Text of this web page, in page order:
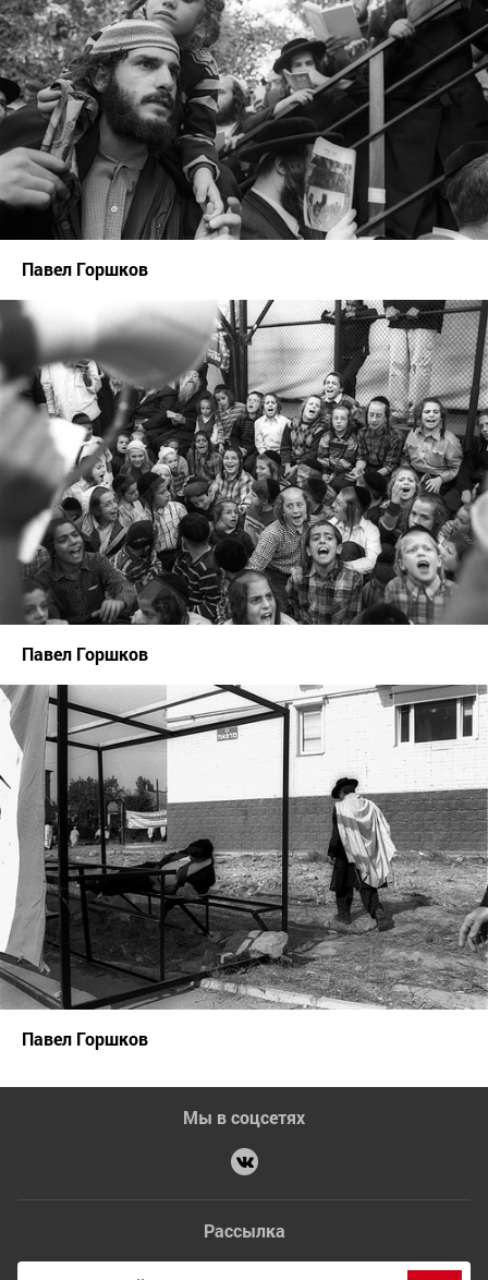
Павел Горшков
Павел Горшков
Павел Горшков
Мы в соцсетях
Рассылка